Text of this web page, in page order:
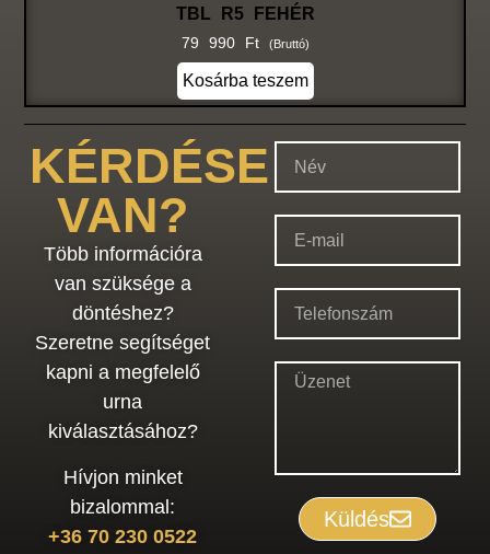
TBL R5 FEHÉR
79 990 Ft (bruttó)
Kosárba teszem
KÉRDÉSE
VAN?
Több információra
van szüksége a
döntéshez?
Szeretne segítséget
kapni a megfelelő
urna
kiválasztásához?
Hívjon minket
bizalommal:
+36 70 230 0522
Küldés